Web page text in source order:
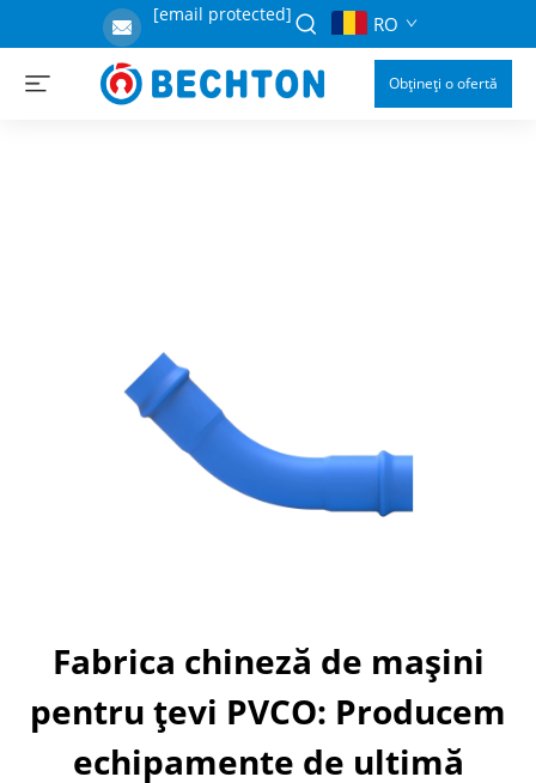
[email protected] RO
Obțineți o ofertă
Fabrica chineză de mașini
pentru țevi PVCO: Producem
echipamente de ultimă